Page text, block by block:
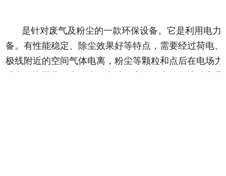
是针对废气及粉尘的一款环保设备。它是利用电
备。有性能稳定、除尘效果好等特点，需要经过荷电
极线附近的空间气体电离，粉尘等颗粒和点后在电场